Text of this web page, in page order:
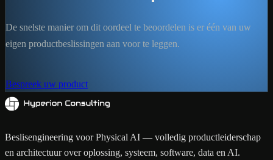
De snelste manier om dit oordeel te beoordelen is er één van uw
eigen productbeslissingen aan voor te leggen.
Bespreek uw product
Beslisengineering voor Physical AI — volledig productleiderschap
en architectuur over oplossing, systeem, software, data en AI.